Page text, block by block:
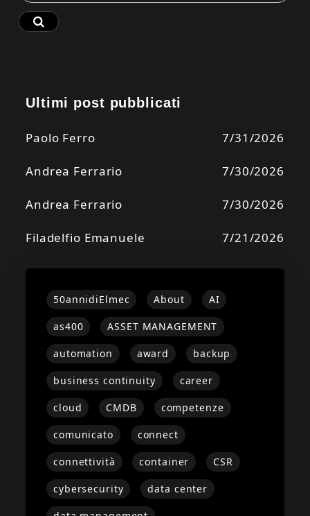
Ultimi post pubblicati
Paolo Ferro 7/31/2026
Andrea Ferrario 7/30/2026
Andrea Ferrario 7/30/2026
Filadelfio Emanuele 7/21/2026
50annidiElmec About AI
as400 ASSET MANAGEMENT
automation award backup
business continuity career
cloud CMDB competenze
comunicato connect
connettività container CSR
cybersecurity data center